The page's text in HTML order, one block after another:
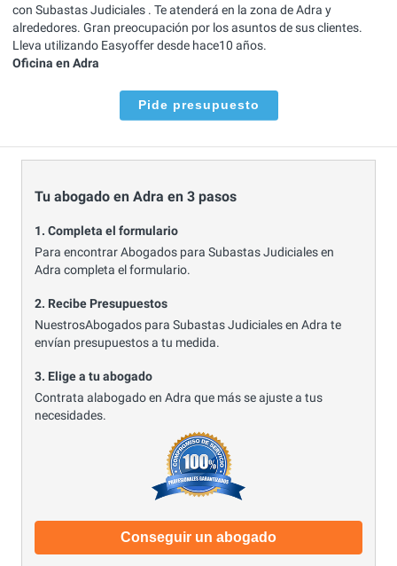
con Subastas Judiciales . Te atenderá en la zona de Adra y
alrededores. Gran preocupación por los asuntos de sus clientes.
Lleva utilizando Easyoffer desde hace10 años.
Oficina en Adra
Pide presupuesto
Tu abogado en Adra en 3 pasos
1. Completa el formulario
Para encontrar Abogados para Subastas Judiciales en
Adra completa el formulario.
2. Recibe Presupuestos
NuestrosAbogados para Subastas Judiciales en Adra te
envían presupuestos a tu medida.
3. Elige a tu abogado
Contrata alabogado en Adra que más se ajuste a tus
necesidades.
Conseguir un abogado